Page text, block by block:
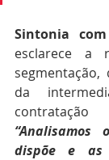
Sintonia
esclarece a
da
dispõe e as